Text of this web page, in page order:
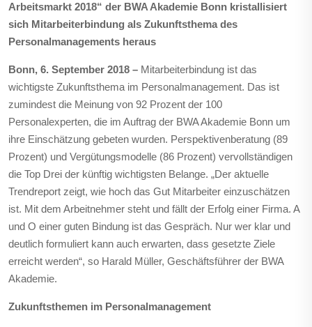
Arbeitsmarkt 2018“ der BWA Akademie Bonn kristallisiert
sich Mitarbeiterbindung als Zukunftsthema des
Personalmanagements heraus
Bonn, 6. September 2018 – Mitarbeiterbindung ist das
wichtigste Zukunftsthema im Personalmanagement. Das ist
zumindest die Meinung von 92 Prozent der 100
Personalexperten, die im Auftrag der BWA Akademie Bonn um
ihre Einschätzung gebeten wurden. Perspektivenberatung (89
Prozent) und Vergütungsmodelle (86 Prozent) vervollständigen
die Top Drei der künftig wichtigsten Belange. „Der aktuelle
Trendreport zeigt, wie hoch das Gut Mitarbeiter einzuschätzen
ist. Mit dem Arbeitnehmer steht und fällt der Erfolg einer Firma. A
und O einer guten Bindung ist das Gespräch. Nur wer klar und
deutlich formuliert kann auch erwarten, dass gesetzte Ziele
erreicht werden“, so Harald Müller, Geschäftsführer der BWA
Akademie.
Zukunftsthemen im Personalmanagement